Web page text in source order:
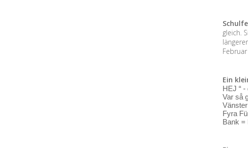
gleich.
Ein
HEJ “
Var så
Fyra
Bank =